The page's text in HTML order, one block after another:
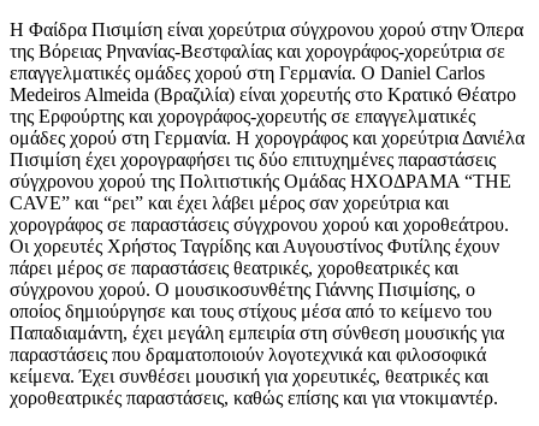
H Φαίδρα Πισιμίση είναι χορεύτρια σύγχρονου χορού στην Όπερα
της Βόρειας Ρηνανίας-Βεστφαλίας και χορογράφος-χορεύτρια σε
επαγγελματικές ομάδες χορού στη Γερμανία. Ο Daniel Carlos
Medeiros Almeida (Βραζιλία) είναι χορευτής στο Κρατικό Θέατρο
της Ερφούρτης και χορογράφος-χορευτής σε επαγγελματικές
ομάδες χορού στη Γερμανία. Η χορογράφος και χορεύτρια Δανιέλα
Πισιμίση έχει χορογραφήσει τις δύο επιτυχημένες παραστάσεις
σύγχρονου χορού της Πολιτιστικής Ομάδας ΗΧΟΔΡΑΜΑ “THE
CAVE” και “ρει” και έχει λάβει μέρος σαν χορεύτρια και
χορογράφος σε παραστάσεις σύγχρονου χορού και χοροθεάτρου.
Οι χορευτές Χρήστος Ταγρίδης και Αυγουστίνος Φυτίλης έχουν
πάρει μέρος σε παραστάσεις θεατρικές, χοροθεατρικές και
σύγχρονου χορού. Ο μουσικοσυνθέτης Γιάννης Πισιμίσης, ο
οποίος δημιούργησε και τους στίχους μέσα από το κείμενο του
Παπαδιαμάντη, έχει μεγάλη εμπειρία στη σύνθεση μουσικής για
παραστάσεις που δραματοποιούν λογοτεχνικά και φιλοσοφικά
κείμενα. Έχει συνθέσει μουσική για χορευτικές, θεατρικές και
χοροθεατρικές παραστάσεις, καθώς επίσης και για ντοκιμαντέρ.